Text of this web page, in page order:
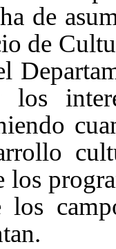
de
de
los
los
los